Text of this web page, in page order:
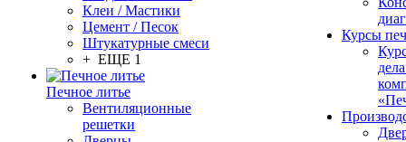
Клеи / Мастики
Цемент / Песок
Штукатурные смеси
+ ЕЩЕ 1
Печное литье
Вентиляционные
решетки
Курсы